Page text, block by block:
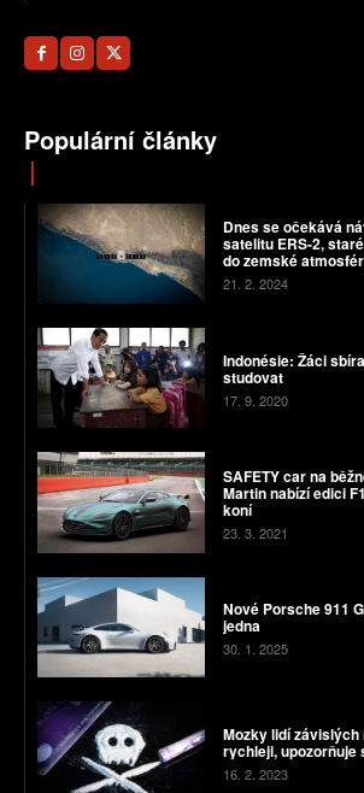
Populární články
Dnes se očekává
satelitu ERS-2,
do zemské
21. 2. 2024
Indonésie: Žáci
studovat
17. 9. 2020
SAFETY car na
Martin nabízí edici
koní
23. 3. 2021
Nové Porsche 911
jedna
30. 1. 2025
Mozky lidí
rychleji, upozorňuje
16. 2. 2023